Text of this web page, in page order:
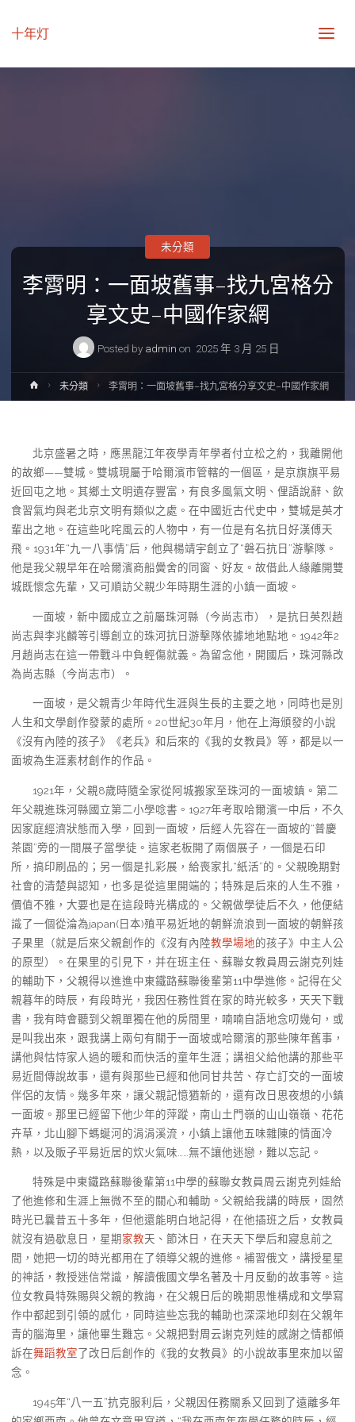
十年灯
李霄明：一面坡舊事–找九宮格分
享文史–中國作家網
Posted by admin on 2025 年 3 月 25 日
未分類
Home未分類 李霄明：一面坡舊事–找九宮格分享文史–中國作家網
北京盛暑之時，應黑龍江年夜學青年學者付立松之約，我離開他
的故鄉——雙城。雙城現屬于哈爾濱市管轄的一個區，是京旗旗平易
近回屯之地。其鄉土文明遺存豐富，有良多風氣文明、俚語說辭、飲
食習氣均與老北京文明有類似之處。在中國近古代史中，雙城是英才
輩出之地。在這些叱咤風云的人物中，有一位是有名抗日好漢傅天
飛。1931年“九一八事情”后，他與楊靖宇創立了“磐石抗日”游擊隊。
他是我父親早年在哈爾濱商船黌舍的同窗、好友。故借此人緣離開雙
城既懷念先輩，又可順訪父親少年時期生涯的小鎮一面坡。
一面坡，新中國成立之前屬珠河縣（今尚志市），是抗日英烈趙
尚志與李兆麟等引導創立的珠河抗日游擊隊依據地地點地。1942年2
月趙尚志在這一帶戰斗中負輕傷就義。為留念他，開國后，珠河縣改
為尚志縣（今尚志市）。
一面坡，是父親青少年時代生涯與生長的主要之地，同時也是別
人生和文學創作發蒙的處所。20世紀30年月，他在上海頒發的小說
《沒有內陸的孩子》《老兵》和后來的《我的女教員》等，都是以一
面坡為生涯素材創作的作品。
1921年，父親8歲時隨全家從阿城搬家至珠河的一面坡鎮。第二
年父親進珠河縣國立第二小學唸書。1927年考取哈爾濱一中后，不久
因家庭經濟狀態而入學，回到一面坡，后經人先容在一面坡的“普慶
茶園”旁的一間展子當學徒。這家老板開了兩個展子，一個是石印
所，搞印刷品的；另一個是扎彩展，給喪家扎“紙活”的。父親晚期對
社會的清楚與認知，也多是從這里開端的；特殊是后來的人生不雅，
價值不雅，大要也是在這段時光構成的。父親做學徒后不久，他便結
識了一個從淪為japan(日本)殖平易近地的朝鮮流浪到一面坡的朝鮮孩
子果里（就是后來父親創作的《沒有內陸教學場地的孩子》中主人公
的原型）。在果里的引見下，并在班主任、蘇聯女教員周云謝克列娃
的輔助下，父親得以進進中東鐵路蘇聯後輩第11中學進修。記得在父
親暮年的時辰，有段時光，我因任務性質在家的時光較多，天天下戰
書，我有時會聽到父親單獨在他的房間里，喃喃自語地念叨幾句，或
是叫我出來，跟我講上兩句有關于一面坡或哈爾濱的那些陳年舊事，
講他與怙恃家人過的暖和而快活的童年生涯；講祖父給他講的那些平
易近間傳說故事，還有與那些已經和他同甘共苦、存亡訂交的一面坡
伴侶的友情。幾多年來，讓父親記憶猶新的，還有改日思夜想的小鎮
一面坡。那里已經留下他少年的萍蹤，南山土門嶺的山山嶺嶺、花花
卉草，北山腳下螞蜒河的涓涓溪流，小鎮上讓他五味雜陳的情面冷
熱，以及販子平易近居的炊火氣味……無不讓他迷戀，難以忘記。
特殊是中東鐵路蘇聯後輩第11中學的蘇聯女教員周云謝克列娃給
了他進修和生涯上無微不至的關心和輔助。父親給我講的時辰，固然
時光已曩昔五十多年，但他還能明白地記得，在他插班之后，女教員
就沒有過歇息日，星期家教天、節沐日，在天天下學后和寢息前之
間，她把一切的時光都用在了領導父親的進修。補習俄文，講授星星
的神話，教授迷信常識，解讀俄國文學名著及十月反動的故事等。這
位女教員特殊賜與父親的教誨，在父親日后的晚期思惟構成和文學寫
作中都起到引領的感化，同時這些忘我的輔助也深深地印刻在父親年
青的腦海里，讓他畢生難忘。父親把對周云謝克列娃的感謝之情都傾
訴在舞蹈教室了改日后創作的《我的女教員》的小說故事里來加以留
念。
1945年“八一五”抗克服利后，父親因任務關系又回到了遠離多年